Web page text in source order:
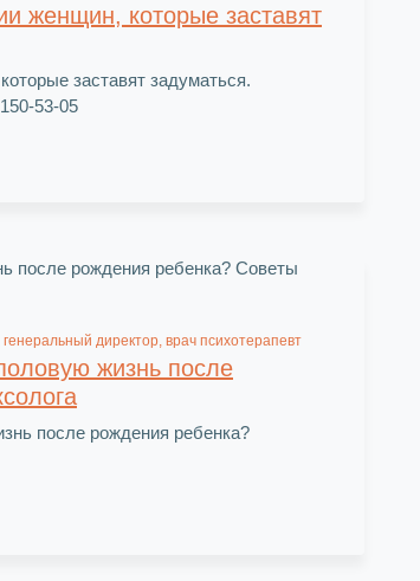
женщин, которые заставят
заставят задуматься.
53-05
директор, врач психотерапевт
жизнь после
после рождения ребенка?